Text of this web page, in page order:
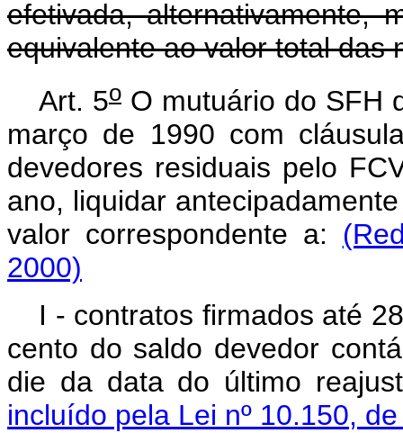
efetivada, alternativamente,
equivalente ao valor total das
Art. 5oO mutuário do SFH
março de 1990 com
devedores residuais pelo
ano, liquidar
valor correspondente a:
2000)
I - contratos firmados até
cento do saldo devedor
die da data do último
incluído pela Lei nº 10.150,